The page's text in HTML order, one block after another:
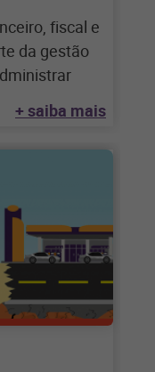
fiscal e
da gestão
+ saiba mais